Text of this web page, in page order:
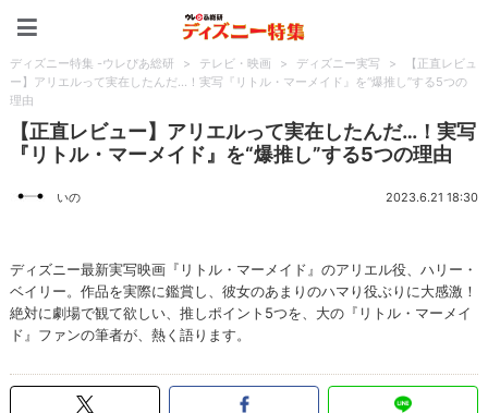
ディズニー特集 -ウレぴあ総研 > テレビ・映画 > ディズニー実写 >
【正直レビュ
ー】アリエルって実在したんだ…！実写『リトル・マーメイド』を“爆推し”する5つの
理由
【正直レビュー】アリエルって実在したんだ…！実写
『リトル・マーメイド』を“爆推し”する5つの理由
いの 2023.6.21 18:30
ディズニー最新実写映画『リトル・マーメイド』のアリエル役、ハリー・
ベイリー。作品を実際に鑑賞し、彼女のあまりのハマり役ぶりに大感激！
絶対に劇場で観て欲しい、推しポイント5つを、大の『リトル・マーメイ
ド』ファンの筆者が、熱く語ります。